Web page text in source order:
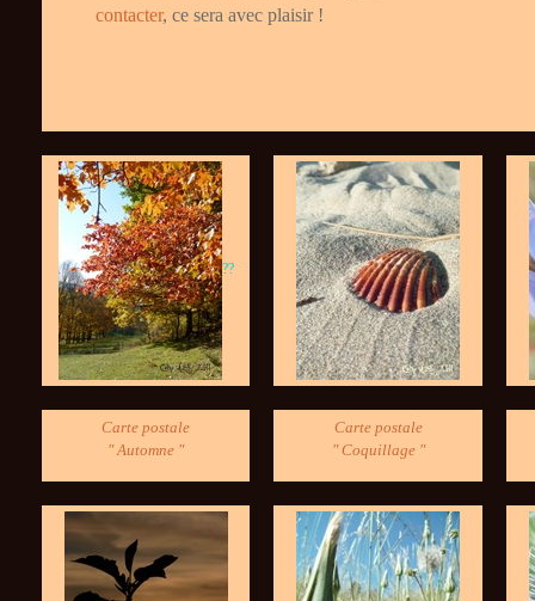
contacter, ce sera avec plaisir !
??
Carte postale
" Automne "
Carte postale
" Coquillage "